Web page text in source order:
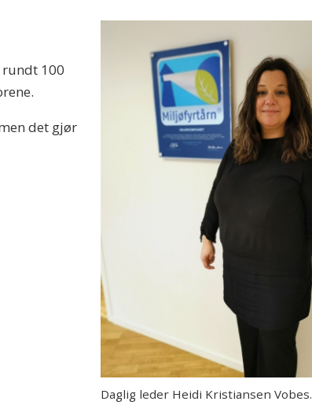
Daglig leder Heidi Kristiansen Vobes.
rundt 100
det gjør